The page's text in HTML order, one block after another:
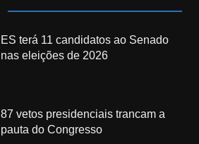
ES terá 11 candidatos ao Senado
nas eleições de 2026
87 vetos presidenciais trancam a
pauta do Congresso